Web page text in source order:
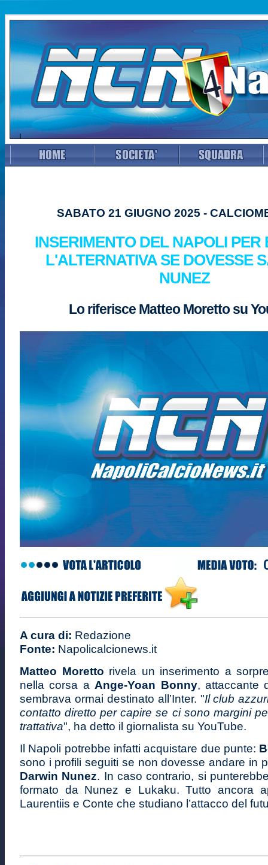
SABATO 21 GIUGNO 2025 -
INSERIMENTO DEL NAPOLI PER
L'ALTERNATIVA SE DOVESSE
NUNEZ
Lo riferisce Matteo Moretto su
A cura di: Redazione
Fonte: Napolicalcionews.it
Matteo Moretto rivela un inserimento a
nella corsa a Ange-Yoan Bonny, attaccante
sembrava ormai destinato all’Inter. "Il club
contatto diretto per capire se ci sono margini
trattativa", ha detto il giornalista su YouTube.
Il Napoli potrebbe infatti acquistare due punte:
sono i profili seguiti se non dovesse andare in
Darwin Nunez. In caso contrario, si
formato da Nunez e Lukaku. Tutto ancora
Laurentiis e Conte che studiano l’attacco del